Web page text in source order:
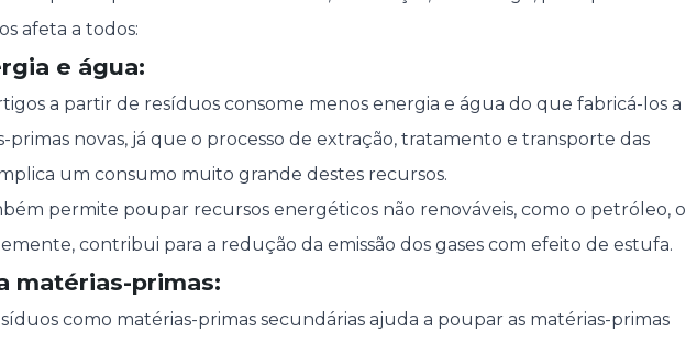
afeta a todos:
e água:
a partir de resíduos consome menos energia e água do que fabricá-los a
primas novas, já que o processo de extração, tratamento e transporte das
um consumo muito grande destes recursos.
permite poupar recursos energéticos não renováveis, como o petróleo, o
contribui para a redução da emissão dos gases com efeito de estufa.
matérias-primas:
como matérias-primas secundárias ajuda a poupar as matérias-primas